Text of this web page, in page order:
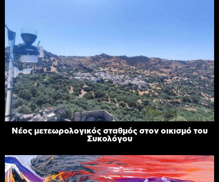
Νέος μετεωρολογικός σταθμός στον οικισμό του
Συκολόγου